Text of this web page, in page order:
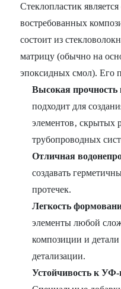
Стеклопластик
востребованных
состоит из
матрицу (обычно на
эпоксидных смол). Его
Высокая прочность
подходит для
элементов‚ скрытых
трубопроводных
Отличная
создавать
протечек.
Легкость
элементы любой
композиции и
детализации.
Устойчивость к